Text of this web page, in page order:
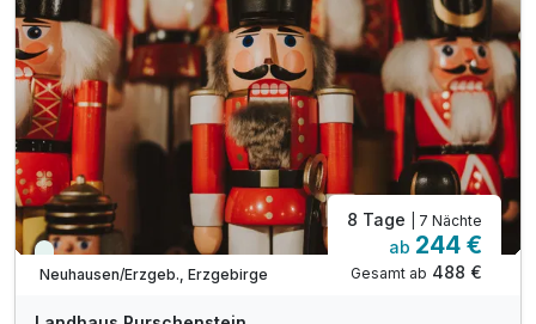
Viele Termine frei
Neuhausen/Erzgeb., Erzgebirge
8 Tage | 7 Nächte
ab 244 €
Gesamt ab 488 €